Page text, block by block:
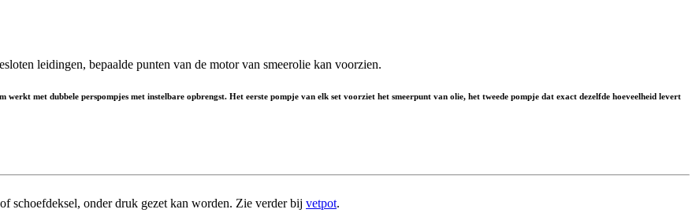
leidingen, bepaalde punten van de motor van smeerolie kan voorzien.
met dubbele perspompjes met instelbare opbrengst. Het eerste pompje van elk set voorziet het smeerpunt van olie, het tweede pompje dat exact dezelfde hoeveelheid levert
schoefdeksel, onder druk gezet kan worden. Zie verder bij vetpot.